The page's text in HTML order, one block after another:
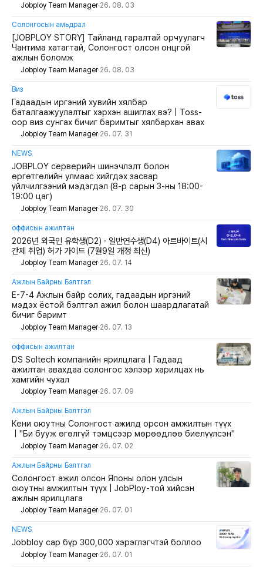
Jobploy Team Manager·26. 08. 03
Солонгосын амьдрал
[JOBPLOY STORY] Тайланд гаралтай орчуулагч
Чантима хатагтай, Солонгост олсон онцгой
ажлын боломж
Jobploy Team Manager·26. 08. 03
Виз
Гадаадын иргэний хувийн хялбар
баталгаажуулалтыг хэрхэн ашиглах вэ? | Toss-
оор виз сунгах бичиг баримтыг хялбархан авах
Jobploy Team Manager·26. 07. 31
NEWS
JOBPLOY серверийн шинэчлэлт болон
өргөтгөлийн улмаас хийгдэх засвар
үйлчилгээний мэдэгдэл (8-р сарын 3-ны 18:00-
19:00 цаг)
Jobploy Team Manager·26. 07. 30
оффисын ажилтан
2026년 외국인 유학생(D2) · 일반연수생(D4) 아르바이트(시
간제 취업) 허가 가이드 (7월9일 개정 최신)
Jobploy Team Manager·26. 07. 14
Ажлын Байрны Бэлтгэл
E-7-4 Ажлын байр солих, гадаадын иргэний
мэдэх ёстой бэлтгэл ажил болон шаардлагатай
бичиг баримт
Jobploy Team Manager·26. 07. 13
оффисын ажилтан
DS Soltech компанийн ярилцлага | Гадаад
ажилтан авахдаа солонгос хэлээр харилцах нь
хамгийн чухал
Jobploy Team Manager·26. 07. 09
Ажлын Байрны Бэлтгэл
Кени оюутны Солонгост ажилд орсон амжилтын түүх
｜"Би бууж өгөлгүй тэмцсээр мөрөөдлөө биелүүлсэн"
Jobploy Team Manager·26. 07. 02
Ажлын Байрны Бэлтгэл
Солонгост ажил олсон Японы олон улсын
оюутны амжилтын түүх | JobPloy-той хийсэн
ажлын ярилцлага
Jobploy Team Manager·26. 07. 01
NEWS
Jobbloy сар бүр 300,000 хэрэглэгчтэй боллоо
Jobploy Team Manager·26. 07. 01